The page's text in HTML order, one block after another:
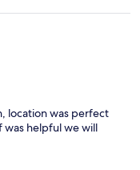
location was perfect
was helpful we will